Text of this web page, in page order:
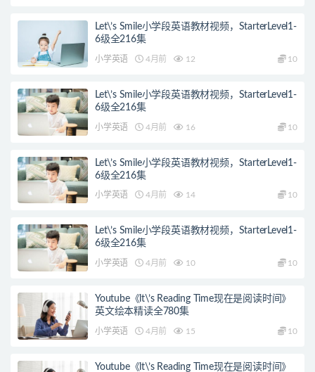
Let\’s Smile小学段英语教材视频，StarterLevel1-
6级全216集
小学英语 4月前 12 10
Let\’s Smile小学段英语教材视频，StarterLevel1-
6级全216集
小学英语 4月前 16 10
Let\’s Smile小学段英语教材视频，StarterLevel1-
6级全216集
小学英语 4月前 14 10
Let\’s Smile小学段英语教材视频，StarterLevel1-
6级全216集
小学英语 4月前 10 10
Youtube《lt\’s Reading Time现在是阅读时间》
英文绘本精读全780集
小学英语 4月前 15 10
Youtube《lt\’s Reading Time现在是阅读时间》